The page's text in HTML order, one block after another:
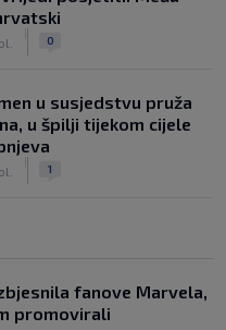
0
u susjedstvu pruža
u špilji tijekom cijele
1
fanove Marvela,
promovirali